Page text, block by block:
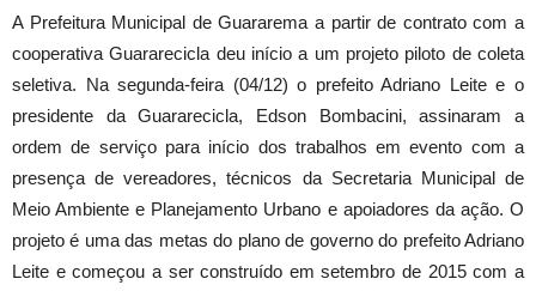
A Prefeitura Municipal de Guararema a partir de contrato com a
cooperativa Guararecicla deu início a um projeto piloto de coleta
seletiva. Na segunda-feira (04/12) o prefeito Adriano Leite e o
presidente da Guararecicla, Edson Bombacini, assinaram a
ordem de serviço para início dos trabalhos em evento com a
presença de vereadores, técnicos da Secretaria Municipal de
Meio Ambiente e Planejamento Urbano e apoiadores da ação. O
projeto é uma das metas do plano de governo do prefeito Adriano
Leite e começou a ser construído em setembro de 2015 com a